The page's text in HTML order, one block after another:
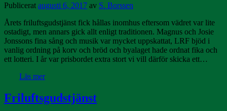
Publicerat augusti 6, 2017 av S. Borssen
Årets friluftsgudstjänst fick hållas inomhus eftersom vädret var lite
ostadigt, men annars gick allt enligt traditionen. Magnus och Josie
Jonssons fina sång och musik var mycket uppskattat, LRF bjöd i
vanlig ordning på korv och bröd och byalaget hade ordnat fika och
ett lotteri. I år var prisbordet extra stort vi vill därför skicka ett…
Läs mer
Friluftsgudstjänst